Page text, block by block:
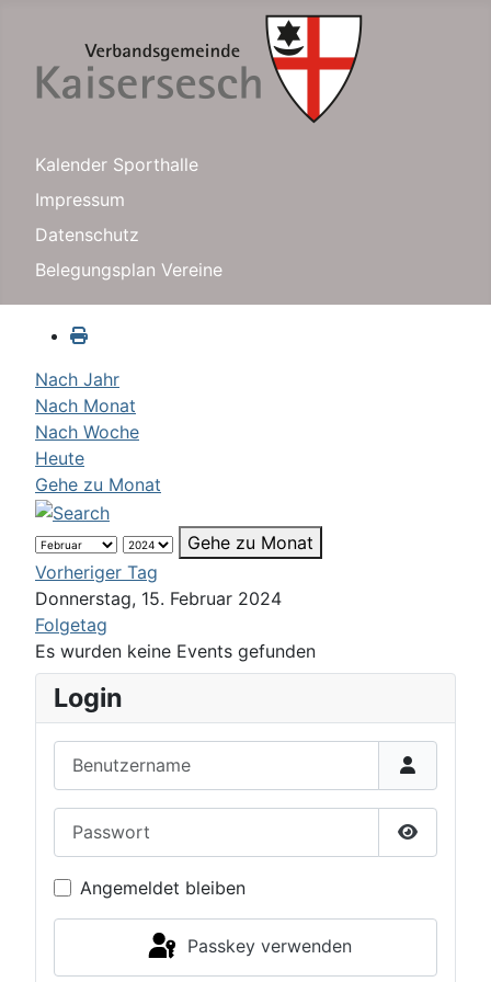
Kalender Sporthalle
Impressum
Datenschutz
Belegungsplan Vereine
Nach Jahr
Nach Monat
Nach Woche
Heute
Gehe zu Monat
Gehe zu Monat
Vorheriger Tag
Donnerstag, 15. Februar 2024
Folgetag
Es wurden keine Events gefunden
Login
Passwort
Angemeldet bleiben
Passkey verwenden